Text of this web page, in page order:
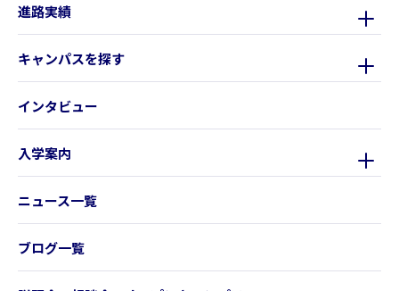
進路実績
キャンパスを探す
インタビュー
入学案内
ニュース一覧
ブログ一覧